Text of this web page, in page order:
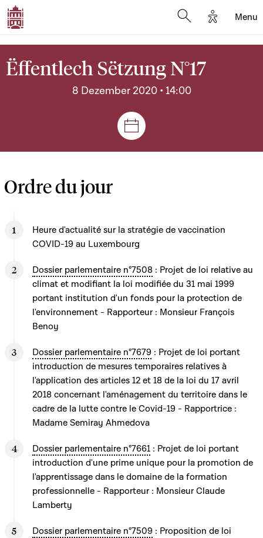
Options
Menu
Ëffentlech Sëtzung N°17
8 Dezember 2020 • 14:00
Sëtzungen a Reuniounen
Ordre du jour
Heure d'actualité sur la stratégie de vaccination
COVID-19 au Luxembourg
Dossier parlementaire n°7508 : Projet de loi relative au
climat et modifiant la loi modifiée du 31 mai 1999
portant institution d'un fonds pour la protection de
l'environnement - Rapporteur : Monsieur François
Benoy
Dossier parlementaire n°7679 : Projet de loi portant
introduction de mesures temporaires relatives à
l'application des articles 12 et 18 de la loi du 17 avril
2018 concernant l'aménagement du territoire dans le
cadre de la lutte contre le Covid-19 - Rapportrice :
Madame Semiray Ahmedova
Dossier parlementaire n°7661 : Projet de loi portant
introduction d'une prime unique pour la promotion de
l'apprentissage dans le domaine de la formation
professionnelle - Rapporteur : Monsieur Claude
Lamberty
Dossier parlementaire n°7509 : Proposition de loi